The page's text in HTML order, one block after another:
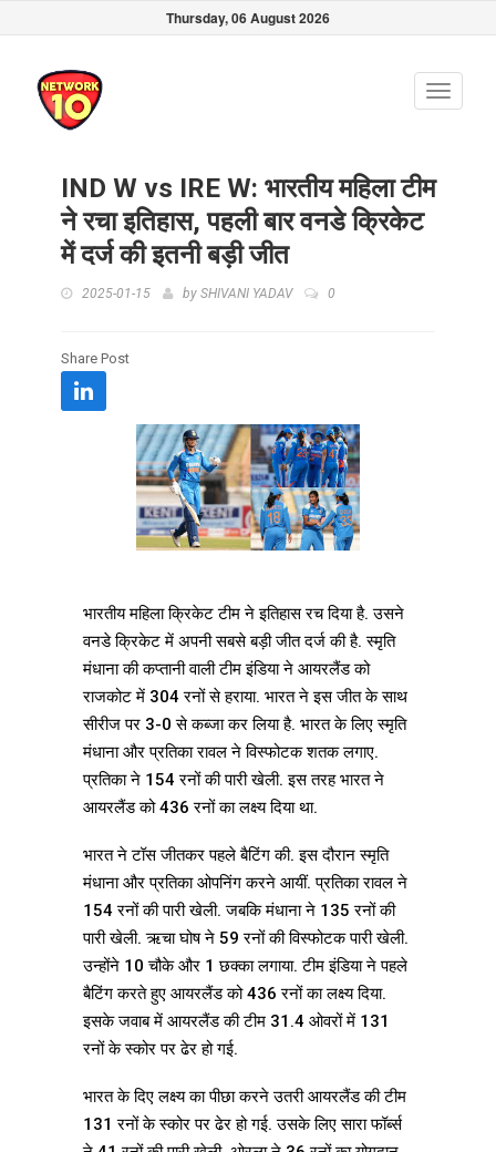
Thursday, 06 August 2026
Toggle
IND W vs IRE W: भारतीय महिला टीम
ने रचा इतिहास, पहली बार वनडे क्रिकेट
में दर्ज की इतनी बड़ी जीत
2025-01-15 by SHIVANI YADAV 0
Share Post
भारतीय महिला क्रिकेट टीम ने इतिहास रच दिया है. उसने
वनडे क्रिकेट में अपनी सबसे बड़ी जीत दर्ज की है. स्मृति
मंधाना की कप्तानी वाली टीम इंडिया ने आयरलैंड को
राजकोट में 304 रनों से हराया. भारत ने इस जीत के साथ
सीरीज पर 3-0 से कब्जा कर लिया है. भारत के लिए स्मृति
मंधाना और प्रतिका रावल ने विस्फोटक शतक लगाए.
प्रतिका ने 154 रनों की पारी खेली. इस तरह भारत ने
आयरलैंड को 436 रनों का लक्ष्य दिया था.
भारत ने टॉस जीतकर पहले बैटिंग की. इस दौरान स्मृति
मंधाना और प्रतिका ओपनिंग करने आयीं. प्रतिका रावल ने
154 रनों की पारी खेली. जबकि मंधाना ने 135 रनों की
पारी खेली. ऋचा घोष ने 59 रनों की विस्फोटक पारी खेली.
उन्होंने 10 चौके और 1 छक्का लगाया. टीम इंडिया ने पहले
बैटिंग करते हुए आयरलैंड को 436 रनों का लक्ष्य दिया.
इसके जवाब में आयरलैंड की टीम 31.4 ओवरों में 131
रनों के स्कोर पर ढेर हो गई.
भारत के दिए लक्ष्य का पीछा करने उतरी आयरलैंड की टीम
131 रनों के स्कोर पर ढेर हो गई. उसके लिए सारा फॉर्ब्स